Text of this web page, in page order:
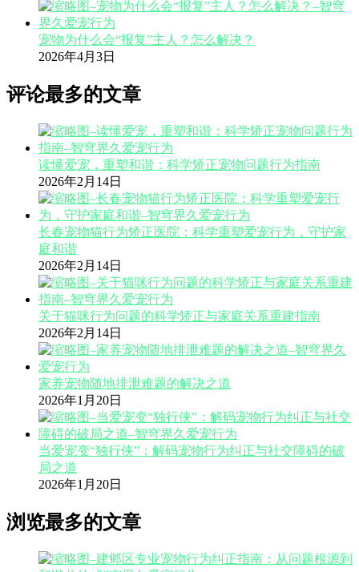
宠物为什么会“报复”主人？怎么解决？
2026年4月3日
评论最多的文章
读懂爱宠，重塑和谐：科学矫正宠物问题行为指南
2026年2月14日
长春宠物猫行为矫正医院：科学重塑爱宠行为，守护家
庭和谐
2026年2月14日
关于猫咪行为问题的科学矫正与家庭关系重建指南
2026年2月14日
家养宠物随地排泄难题的解决之道
2026年1月20日
当爱宠变“独行侠”：解码宠物行为纠正与社交障碍的破
局之道
2026年1月20日
浏览最多的文章